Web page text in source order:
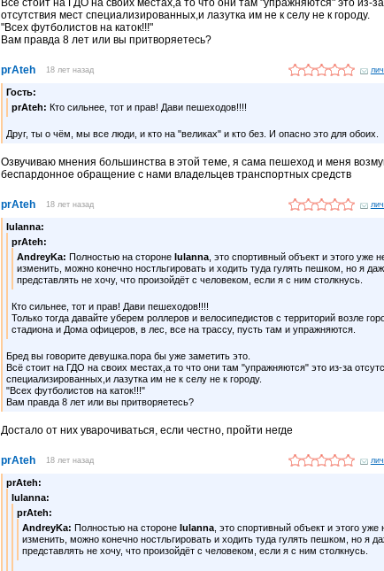
Всё стоит на ГДО на своих местах,а то что они там "упражняются" это из-за
отсутствия мест специализированных,и лазутка им не к селу не к городу.
"Всех футболистов на каток!!!"
Вам правда 8 лет или вы притворяетесь?
prAteh 18 лет назад
Гость:
prAteh: Кто сильнее, тот и прав! Дави пешеходов!!!!
Друг, ты о чём, мы все люди, и кто на "великах" и кто без. И опасно это для обоих.
Озвучиваю мнения большинства в этой теме, я сама пешеход и меня
беспардонное обращение с нами владельцев транспортных средств
prAteh 18 лет назад
Iulanna:
prAteh:
AndreyKa: Полностью на стороне Iulanna , это спортивный объект и этого уже
изменить, можно конечно ностльгировать и ходить туда гулять пешком, но я
представлять не хочу, что произойдёт с человеком, если я с ним столкнусь.
Кто сильнее, тот и прав! Дави пешеходов!!!!
Только тогда давайте уберем роллеров и велосипедистов с территорий возле
стадиона и Дома офицеров, в лес, все на трассу, пусть там и упражняются.
Бред вы говорите девушка.пора бы уже заметить это.
Всё стоит на ГДО на своих местах,а то что они там "упражняются" это из-за
специализированных,и лазутка им не к селу не к городу.
"Всех футболистов на каток!!!"
Вам правда 8 лет или вы притворяетесь?
Достало от них уварочиваться, если честно, пройти негде
prAteh 18 лет назад
prAteh:
Iulanna:
prAteh:
AndreyKa: Полностью на стороне Iulanna , это спортивный объект и этого уже
изменить, можно конечно ностльгировать и ходить туда гулять пешком, но я
представлять не хочу, что произойдёт с человеком, если я с ним столкнусь.